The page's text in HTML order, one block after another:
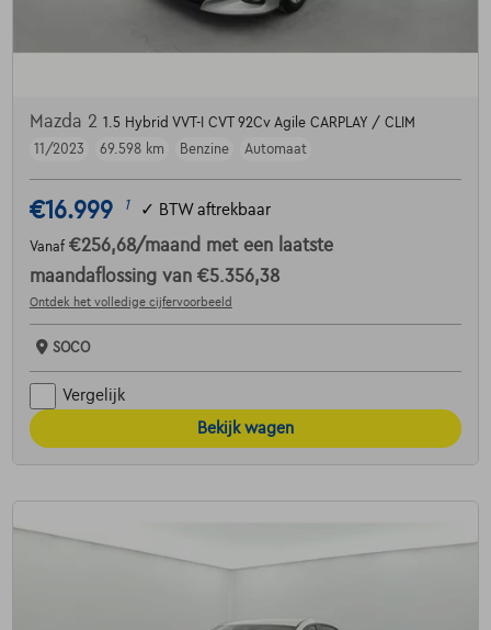
Mazda 2 1.5 Hybrid VVT-I CVT 92Cv Agile CARPLAY / CLIM
11/2023
69.598 km Benzine Automaat
€16.999 1 ✓ BTW aftrekbaar
Vanaf €256,68/maand met een laatste
maandaflossing van €5.356,38
Ontdek het volledige cijfervoorbeeld
SOCO
Vergelijk
Bekijk wagen